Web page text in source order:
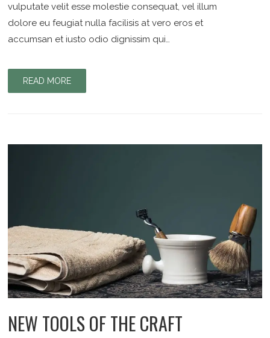
vulputate velit esse molestie consequat, vel illum
dolore eu feugiat nulla facilisis at vero eros et
accumsan et iusto odio dignissim qui…
READ MORE
NEW TOOLS OF THE CRAFT